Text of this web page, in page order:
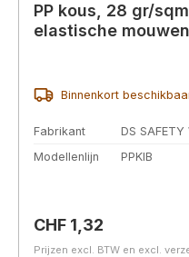
PP kous, 28 gr/
elastische
Binnenkort
Fabrikant
DS SAFETY
Modellenlijn
PPKIB
Normale prijs:
CHF 1,32
Prijzen excl. BTW en excl.